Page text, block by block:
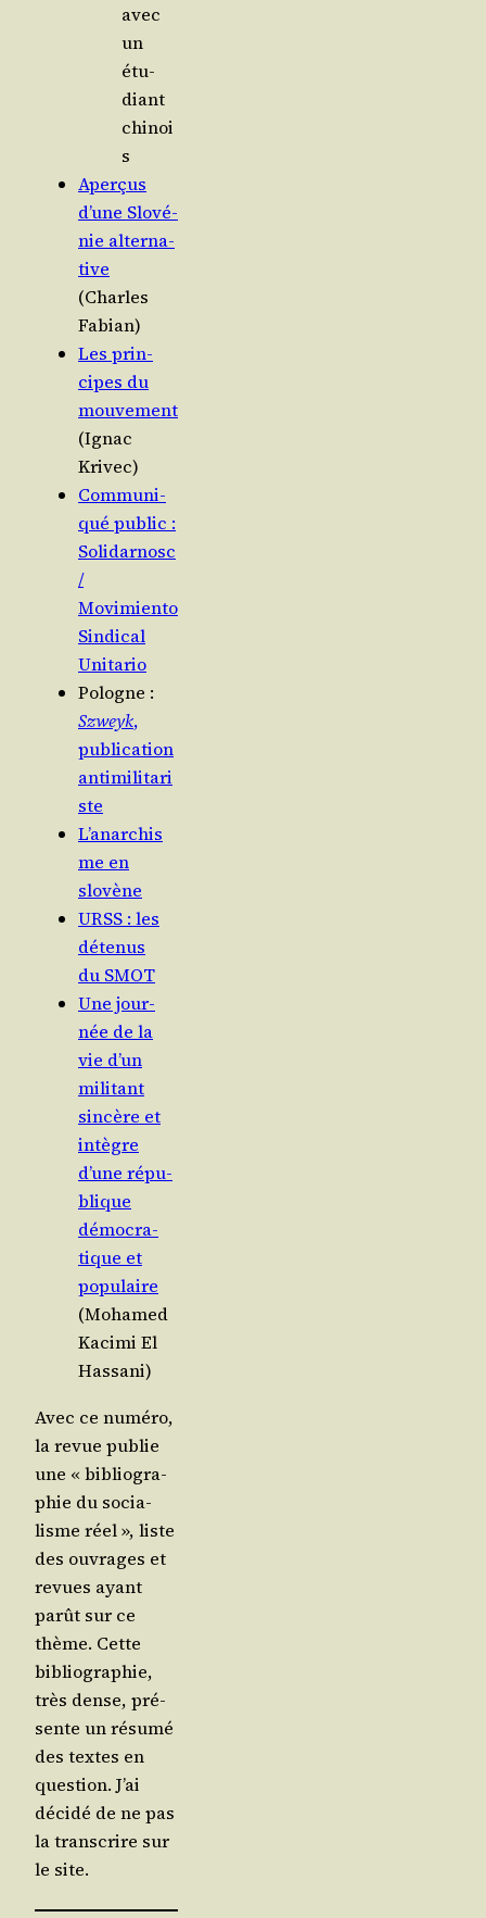
avec
un
étu­
diant
chinoi
s
Aper­çus
d’une Slo­vé­
nie alter­na­
tive
(Charles
Fabian)
Les prin­
cipes du
mou­ve­ment
(Ignac
Krivec)
Com­mu­ni­
qué public :
Solidarnosc
/​
Movimiento
Sin­di­cal
Unitario
Pologne :
Szweyk,
publi­ca­tion
antimilitari
ste
L’anarchis
me en
slovène
URSS : les
déte­nus
du SMOT
Une jour­
née de la
vie d’un
mili­tant
sin­cère et
intègre
d’une répu­
blique
démo­cra­
tique et
popu­laire
(Moha­med
Kaci­mi El
Hassani)
Avec ce numé­ro,
la revue publie
une « biblio­gra­
phie du socia­
lisme réel », liste
des ouvrages et
revues ayant
parût sur ce
thème. Cette
biblio­gra­phie,
très dense, pré­
sente un résu­mé
des textes en
ques­tion. J’ai
déci­dé de ne pas
la trans­crire sur
le site.